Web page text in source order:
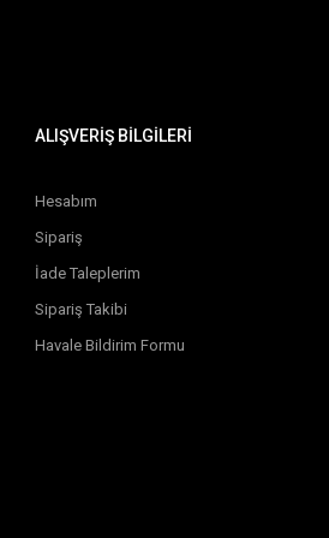
ALIŞVERİŞ BİLGİLERİ
Hesabım
Sipariş
İade Taleplerim
Sipariş Takibi
Havale Bildirim Formu